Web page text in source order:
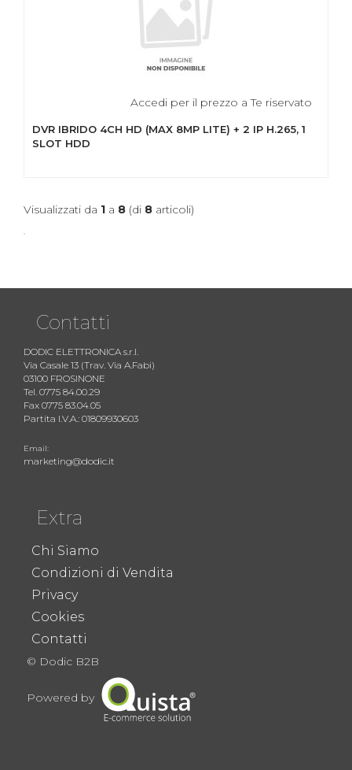
Accedi per il prezzo a Te riservato
DVR IBRIDO 4CH HD (MAX 8MP LITE) + 2 IP H.265, 1
SLOT HDD
Visualizzati da 1 a 8 (di 8 articoli)
Contatti
DODIC ELETTRONICA s.r.l.
Via Casale 13 (Trav. Via A.Fabi)
03100 FROSINONE
Tel. 0775 84.00.29
Fax 0775 83.04.05
Partita I.V.A.: 01809930603
Email:
marketing@dodic.it
Extra
Chi Siamo
Condizioni di Vendita
Privacy
Cookies
Contatti
© Dodic B2B
Powered by